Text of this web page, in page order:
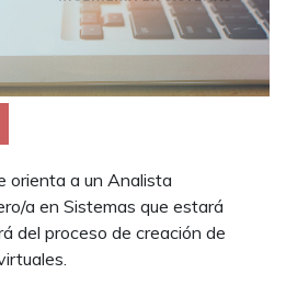
orienta a un Analista
a en Sistemas que estará
del proceso de creación de